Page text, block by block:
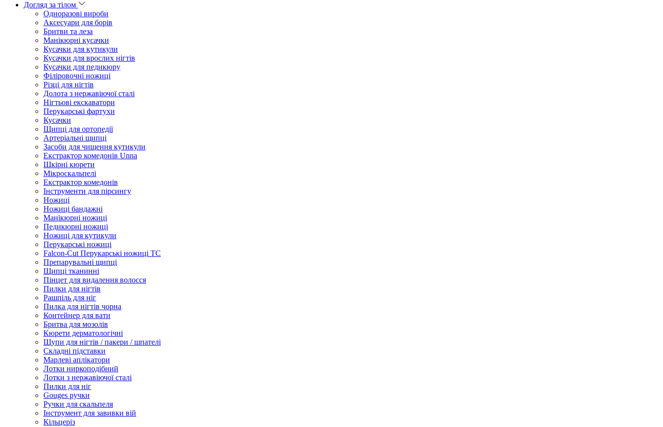
Догляд за тілом
Одноразові вироби
Аксесуари для борів
Бритви та леза
Манікюрні кусачки
Кусачки для кутикули
Кусачки для врослих нігтів
Кусачки для педикюру
Філіровочні ножиці
Різці для нігтів
Долота з нержавіючої сталі
Нігтьові екскаватори
Перукарські фартухи
Кусачки
Щипці для ортопедії
Артеріальні щипці
Засоби для чищення кутикули
Екстрактор комедонів Unna
Шкірні кюрети
Мікроскальпелі
Екстрактор комедонів
Інструменти для пірсингу
Ножиці
Ножиці бандажні
Манікюрні ножиці
Педикюрні ножиці
Ножиці для кутикули
Перукарські ножиці
Falcon-Cut Перукарські ножиці TC
Препарувальні щипці
Щипці тканинні
Пінцет для видалення волосся
Пилки для нігтів
Рашпіль для ніг
Пилка для нігтів чорна
Контейнер для вати
Бритва для мозолів
Кюрети дерматологічні
Щупи для нігтів / пакери / шпателі
Складні підставки
Марлеві аплікатори
Лотки ниркоподібний
Лотки з нержавіючої сталі
Пилки для ніг
Gouges ручки
Ручки для скальпеля
Інструмент для завивки вій
Кільцеріз